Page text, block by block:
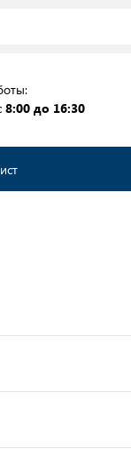
8:00 до 16:30